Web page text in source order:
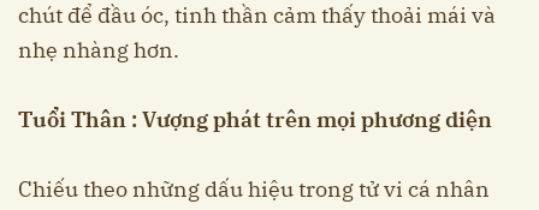
chút để đầu óc, tinh thần cảm thấy thoải mái và
nhẹ nhàng hơn.
Tuổi Thân : Vượng phát trên mọi phương diện
Chiếu theo những dấu hiệu trong tử vi cá nhân